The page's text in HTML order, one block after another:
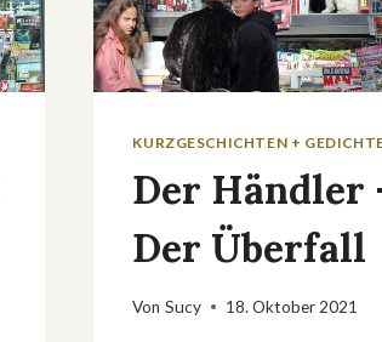
KURZGESCHICHTEN +
Der Händler
Der Überfall
Von Sucy 18. Oktober 2021